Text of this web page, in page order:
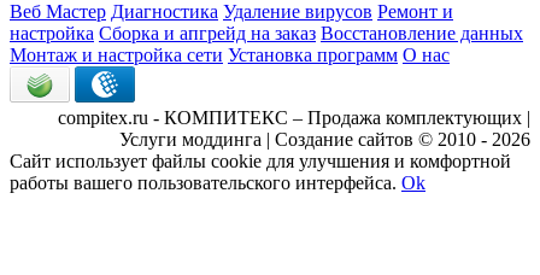
Веб Мастер Диагностика Удаление вирусов Ремонт и
настройка Сборка и апгрейд на заказ Восстановление данных
Монтаж и настройка сети Установка программ О нас
compitex.ru - КОМПИТЕКС – Продажа комплектующих |
Услуги моддинга | Создание сайтов © 2010 - 2026
Сайт использует файлы cookie для улучшения и комфортной
работы вашего пользовательского интерфейса. Ok